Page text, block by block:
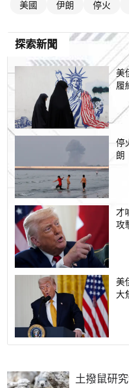
美國 伊朗 停火
探索新聞
美
履
停
朗
才
攻
美
大
土撥鼠研